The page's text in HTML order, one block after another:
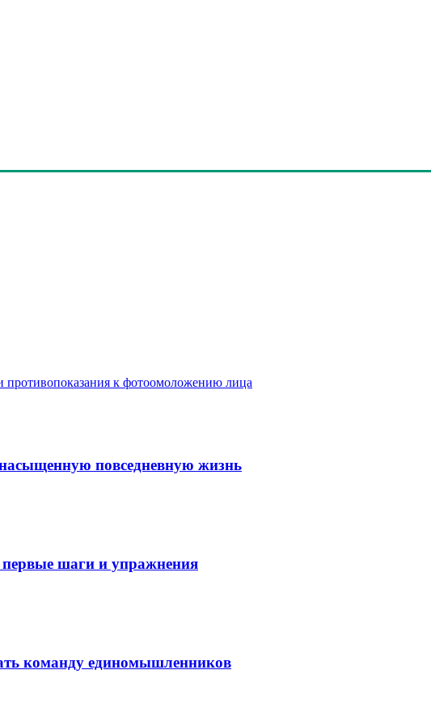
противопоказания к фотоомоложению лица
повседневную жизнь
первые шаги и упражнения
команду единомышленников